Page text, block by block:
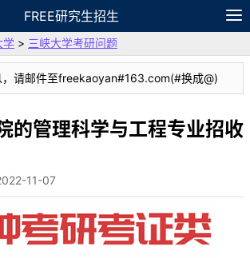
FREE研究生招生
专题 APP 笔记
学 > 三峡大学考研问题
，请邮件至freekaoyan#163.com(#换成@)
的管理科学与工程专业招收
11-07